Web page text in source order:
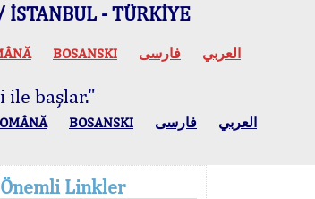
- TÜRKİYE
BOSANSKI العربي فارسی
ile başlar."
BOSANSKI العربي فارسی
Önemli Linkler